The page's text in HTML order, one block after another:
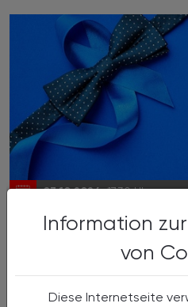
Information
von
Diese Internetseite
03.10.2024, 17.30 Uhr
Männergesundheit
nicht gestorben
Vortrag